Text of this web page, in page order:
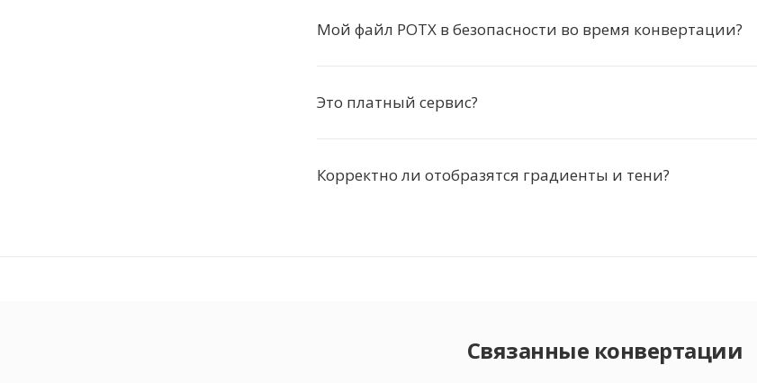
Мой файл POTX в безопасности во время конвертации?
Это платный сервис?
Корректно ли отобразятся градиенты и тени?
Связанные конвертации